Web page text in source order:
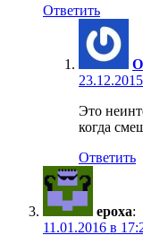
Ответить
Это
когда
Ответить
epoxa:
11.01.2016 в